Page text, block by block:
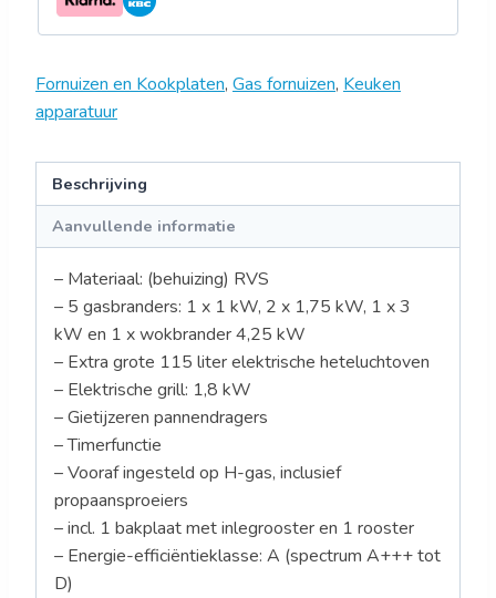
Fornuizen en Kookplaten, Gas fornuizen, Keuken
apparatuur
Beschrijving
Aanvullende informatie
– Materiaal: (behuizing) RVS
– 5 gasbranders: 1 x 1 kW, 2 x 1,75 kW, 1 x 3
kW en 1 x wokbrander 4,25 kW
– Extra grote 115 liter elektrische heteluchtoven
– Elektrische grill: 1,8 kW
– Gietijzeren pannendragers
– Timerfunctie
– Vooraf ingesteld op H-gas, inclusief
propaansproeiers
– incl. 1 bakplaat met inlegrooster en 1 rooster
– Energie-efficiëntieklasse: A (spectrum A+++ tot
D)